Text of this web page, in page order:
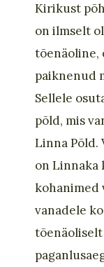
Kirikust
on ilmselt
tõenäoline,
paiknenud
Sellele
põld, mis
Linna Põld.
on Linnaka
kohanimed
vanadele